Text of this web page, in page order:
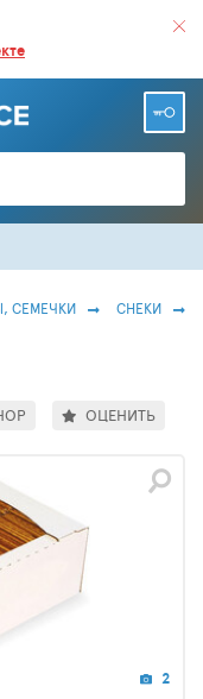
ЦЕН.
СЕМЕЧКИ СНЕКИ
2
ОЦЕНИТЬ